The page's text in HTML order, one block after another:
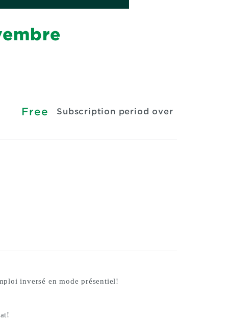
Free Subscription period over
inversé en mode présentiel!